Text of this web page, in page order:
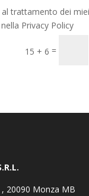
trattamento dei
Privacy Policy
15 + 6 =
20090 Monza MB